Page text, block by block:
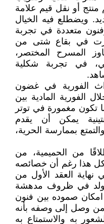
أو نقل قيم علامة
ويضطلع فيه الخيال
متعددة في تجربة
في بقاع شتى من
المسرح المختصر،
في تجربة شكلية
الفورية في غضون
الفورية المادية بين
تكون مغمورة في توتر
يمكن أن يقدم
بممارسة الحرية،
من الحميمية، من
كل هذا رغم أن خصائصه
العقد الأول من
ولد في ظروف مدهشة
صموده بين فنون
وصل إلى وصفه بأنه
به والاستمتاع به